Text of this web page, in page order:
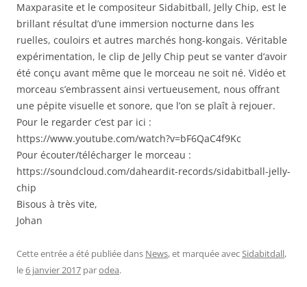
Maxparasite et le compositeur Sidabitball, Jelly Chip, est le
brillant résultat d’une immersion nocturne dans les
ruelles, couloirs et autres marchés hong-kongais. Véritable
expérimentation, le clip de Jelly Chip peut se vanter d’avoir
été conçu avant même que le morceau ne soit né. Vidéo et
morceau s’embrassent ainsi vertueusement, nous offrant
une pépite visuelle et sonore, que l’on se plaît à rejouer.
Pour le regarder c’est par ici :
https://www.youtube.com/watch?v=bF6QaC4f9Kc
Pour écouter/télécharger le morceau :
https://soundcloud.com/daheardit-records/sidabitball-jelly-
chip
Bisous à très vite,
Johan
Cette entrée a été publiée dans News, et marquée avecSidabitdall,
le6 janvier 2017 parodea.